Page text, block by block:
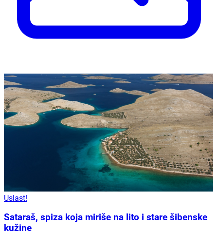
Uslast!
Sataraš, spiza koja miriše na lito i stare šibenske
kužine